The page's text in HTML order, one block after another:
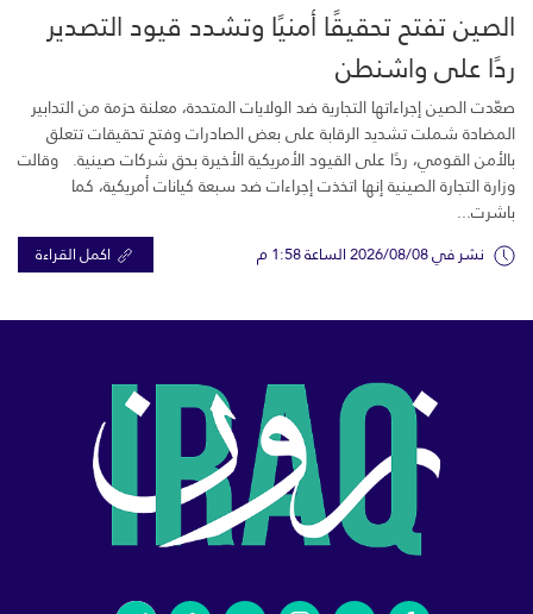
الصين تفتح تحقيقًا أمنيًا وتشدد قيود التصدير
ردًا على واشنطن
صعّدت الصين إجراءاتها التجارية ضد الولايات المتحدة، معلنة حزمة من التدابير
المضادة شملت تشديد الرقابة على بعض الصادرات وفتح تحقيقات تتعلق
بالأمن القومي، ردًا على القيود الأمريكية الأخيرة بحق شركات صينية. وقالت
وزارة التجارة الصينية إنها اتخذت إجراءات ضد سبعة كيانات أمريكية، كما
باشرت...
نشر في 2026/08/08 الساعة 1:58 م اكمل القراءة